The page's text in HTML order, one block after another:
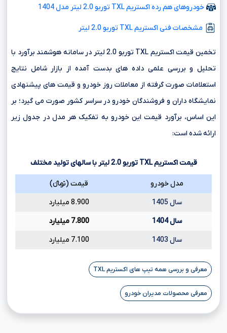
خودروهای هم رده اکستریم TXL توربو 2.0 لیتر مدل 1404
مشخصات فنی اکستریم TXL توربو 2.0 لیتر
تخمین قیمت اکستریم TXL توربو 2.0 لیتر در سامانه هوشمند برآورد با
تحلیل و بررسی علمی داده های بدست آمده از بازار شامل نتایج
استعلامات صورت گرفته از معاملات روز خودرو و قیمت های پیشنهادی
نمایشگاه داران و فروشندگان خودرو در سراسر کشور صورت می گیرد؛ بر
این اساس، برآورد قیمت این خودرو به تفکیک هر مدل در جدول زیر
ارائه شده است:
قیمت اکستریمTXL توربو2.0لیتر با سالهای تولید مختلف
مدل خودرو
قیمت (تومانءءء)
سال 1405
8.900 میلیارد
سال 1404
7.800 میلیارد
سال 1403
7.100 میلیارد
معرفی و بررسی همه تیپ های اکستریم TXL
معرفی محصولات مدیران خودرو